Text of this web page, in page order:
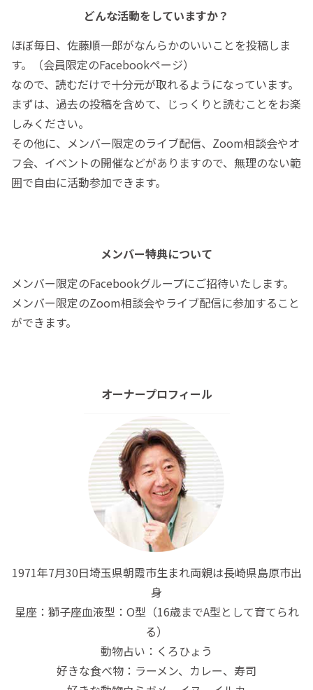
どんな活動をしていますか？
ほぼ毎日、佐藤順一郎がなんらかのいいことを投稿しま
す。（会員限定のFacebookページ）
なので、読むだけで十分元が取れるようになっています。
まずは、過去の投稿を含めて、じっくりと読むことをお楽
しみください。
その他に、メンバー限定のライブ配信、Zoom相談会やオ
フ会、イベントの開催などがありますので、無理のない範
囲で自由に活動参加できます。
メンバー特典について
メンバー限定のFacebookグループにご招待いたします。
メンバー限定のZoom相談会やライブ配信に参加すること
ができます。
オーナープロフィール
1971年7月30日埼玉県朝霞市生まれ両親は長崎県島原市出
身
星座：獅子座血液型：O型（16歳までA型として育てられ
る）
動物占い：くろひょう
好きな食べ物：ラーメン、カレー、寿司